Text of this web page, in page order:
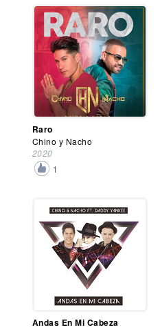
Raro
Chino y Nacho
2020
1
Andas En Mi Cabeza